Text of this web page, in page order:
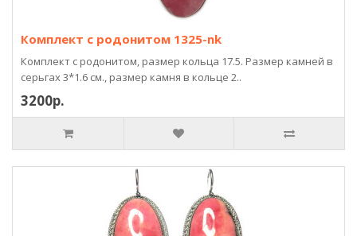
Комплект с родонитом 1325-nk
Комплект с родонитом, размер кольца 17.5. Размер камней в
серьгах 3*1.6 см., размер камня в кольце 2..
3200р.